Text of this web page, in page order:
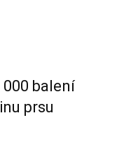
balení
prsu